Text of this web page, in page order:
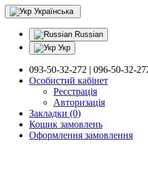
Українська
Russian
Укр
093-50-32-272 | 096-50-32-
Особистий кабінет
Реєстрація
Авторизація
Закладки (0)
Кошик замовлень
Оформлення замовлення